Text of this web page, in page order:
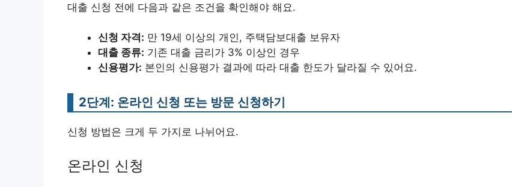
대출 신청 전에 다음과 같은 조건을 확인해야 해요.
신청 자격: 만 19세 이상의 개인, 주택담보대출 보유자
대출 종류: 기존 대출 금리가 3% 이상인 경우
신용평가: 본인의 신용평가 결과에 따라 대출 한도가 달라질 수 있어요.
2단계: 온라인 신청 또는 방문 신청하기
신청 방법은 크게 두 가지로 나뉘어요.
온라인 신청